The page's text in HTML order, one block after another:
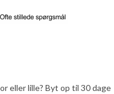
eller lille? Byt op til 30 dage